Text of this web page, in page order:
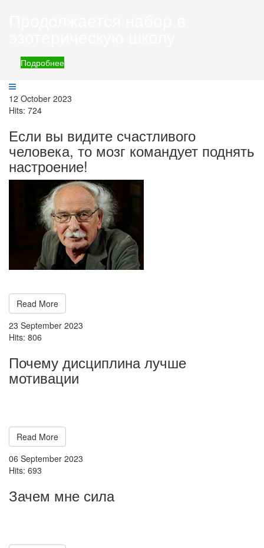
Подробнее
12 October 2023
Hits: 724
Если вы видите счастливого
человека, то мозг командует поднять
настроение!
Read More
23 September 2023
Hits: 806
Почему дисциплина лучше
мотивации
Read More
06 September 2023
Hits: 693
Зачем мне сила